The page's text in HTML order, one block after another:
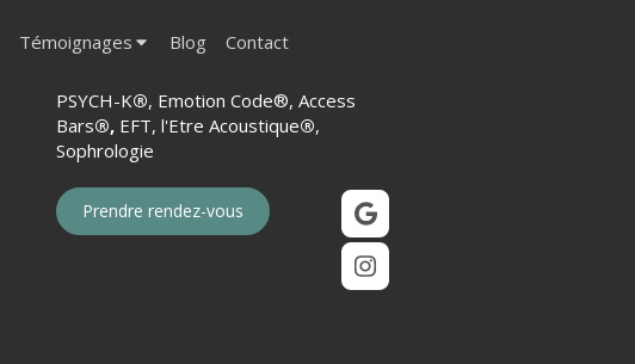
Témoignages Blog Contact
PSYCH-K®, Emotion Code®, Access
Bars®, EFT, l'Etre Acoustique®,
Sophrologie
Prendre rendez-vous